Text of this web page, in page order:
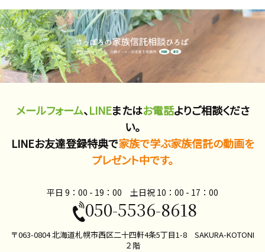
メールフォーム、LINEまたはお電話よりご相談くださ
い。
LINEお友達登録特典で家族で学ぶ家族信託の動画を
プレゼント中です。
平日 9：00 - 19：00 土日祝 10：00​ - 17：00
050-5536-8618
〒063-0804 北海道札幌市西区二十四軒4条5丁目1-8 SAKURA-KOTONI
２階